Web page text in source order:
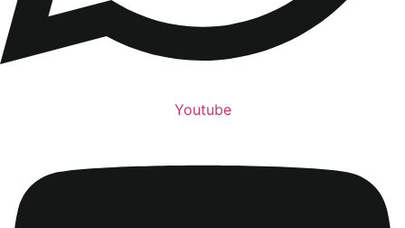
Youtube